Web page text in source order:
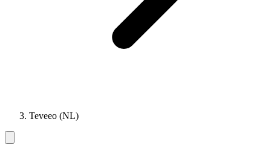
Teveeo (NL)